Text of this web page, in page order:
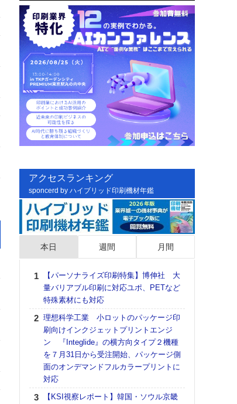
アクセスランキング
sponcerd by ハイブリッド印刷機材年鑑
本日 週間 月間
【パーソナライズ印刷特集】博伸社 大
量バリアブル印刷に対応ユポ、PETなど
特殊素材にも対応
理想科学工業 小ロットのパッケージ印
刷向けインクジェットプリントエンジ
ン 『Integlide』の横方向タイプ２機種
を７月31日から受注開始、パッケージ側
面のオンデマンドフルカラープリントに
対応
【KSI視察レポート】韓国・ソウル京畿